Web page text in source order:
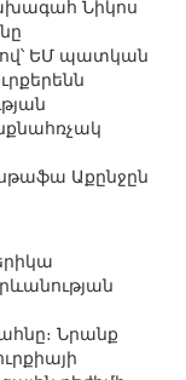
Նիկոս
ԵՄ պատկան
Աքընջըն
Նրանք